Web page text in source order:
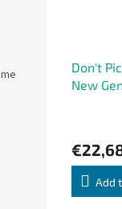
Don't
New
Add